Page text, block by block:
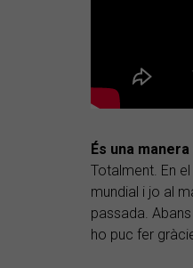
És una
Totalment. En
mundial i jo al
passada.
ho puc fer